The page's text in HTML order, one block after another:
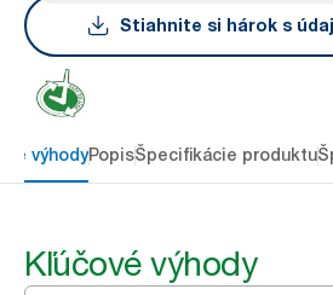
Stiahnite si hárok s
výhodyPopisŠpecifikácie produktu
Kľúčové výhody